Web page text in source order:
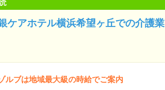
ケアホテル横浜希望ヶ丘での介護業
ルブは地域最大級の時給でご案内